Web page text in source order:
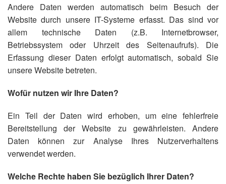
Andere Daten werden automatisch beim Besuch der
Website durch unsere IT-Systeme erfasst. Das sind vor
allem technische Daten (z.B. Internetbrowser,
Betriebssystem oder Uhrzeit des Seitenaufrufs). Die
Erfassung dieser Daten erfolgt automatisch, sobald Sie
unsere Website betreten.
Wofür nutzen wir Ihre Daten?
Ein Teil der Daten wird erhoben, um eine fehlerfreie
Bereitstellung der Website zu gewährleisten. Andere
Daten können zur Analyse Ihres Nutzerverhaltens
verwendet werden.
Welche Rechte haben Sie bezüglich Ihrer Daten?